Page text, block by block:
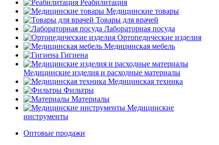
Реабилитация
Медицинские товары
Товары для врачей
Лабораторная посуда
Ортопедические изделия
Медицинская мебель
Гигиена
Медицинские изделия и расходные материалы
Медицинская техника
Фильтры
Материалы
Медицинские
инструменты
Оптовые продажи